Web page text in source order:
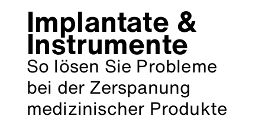
Implantate &
Instrumente
So lösen Sie Probleme
bei der Zerspanung
medizinischer Produkte